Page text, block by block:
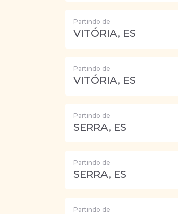
Partindo de
VITÓRIA, ES
Partindo de
VITÓRIA, ES
Partindo de
SERRA, ES
Partindo de
SERRA, ES
Partindo de